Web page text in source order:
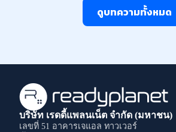
ดูบทความทั้งหมด
บริษัท เรดดี้แพลนเน็ต จำกัด (มหาชน)
เลขที่ 51 อาคารเจแอล ทาวเวอร์